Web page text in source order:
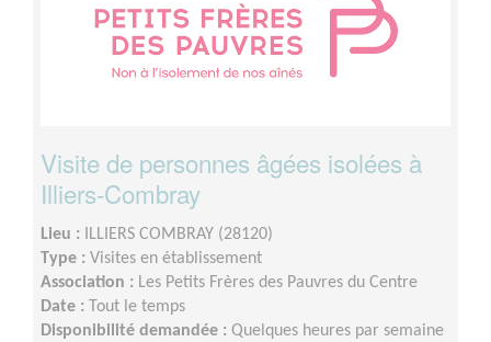
Visite de personnes âgées isolées à
Illiers-Combray
Lieu : ILLIERS COMBRAY (28120)
Type : Visites en établissement
Association : Les Petits Frères des Pauvres du Centre
Date : Tout le temps
Disponibilité demandée : Quelques heures par semaine